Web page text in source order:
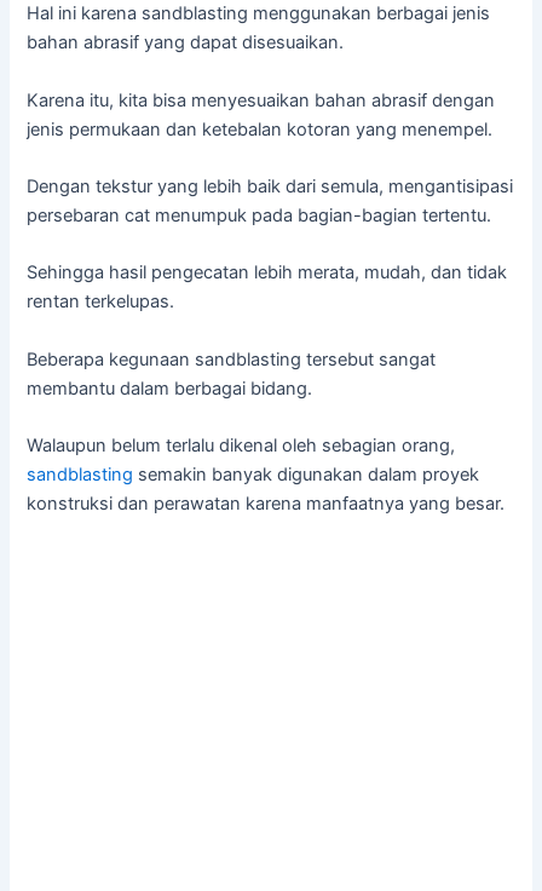
Hal ini karena sandblasting menggunakan berbagai jenis
bahan abrasif yang dapat disesuaikan.
Karena itu, kita bisa menyesuaikan bahan abrasif dengan
jenis permukaan dan ketebalan kotoran yang menempel.
Dengan tekstur yang lebih baik dari semula, mengantisipasi
persebaran cat menumpuk pada bagian-bagian tertentu.
Sehingga hasil pengecatan lebih merata, mudah, dan tidak
rentan terkelupas.
Beberapa kegunaan sandblasting tersebut sangat
membantu dalam berbagai bidang.
Walaupun belum terlalu dikenal oleh sebagian orang,
sandblasting semakin banyak digunakan dalam proyek
konstruksi dan perawatan karena manfaatnya yang besar.